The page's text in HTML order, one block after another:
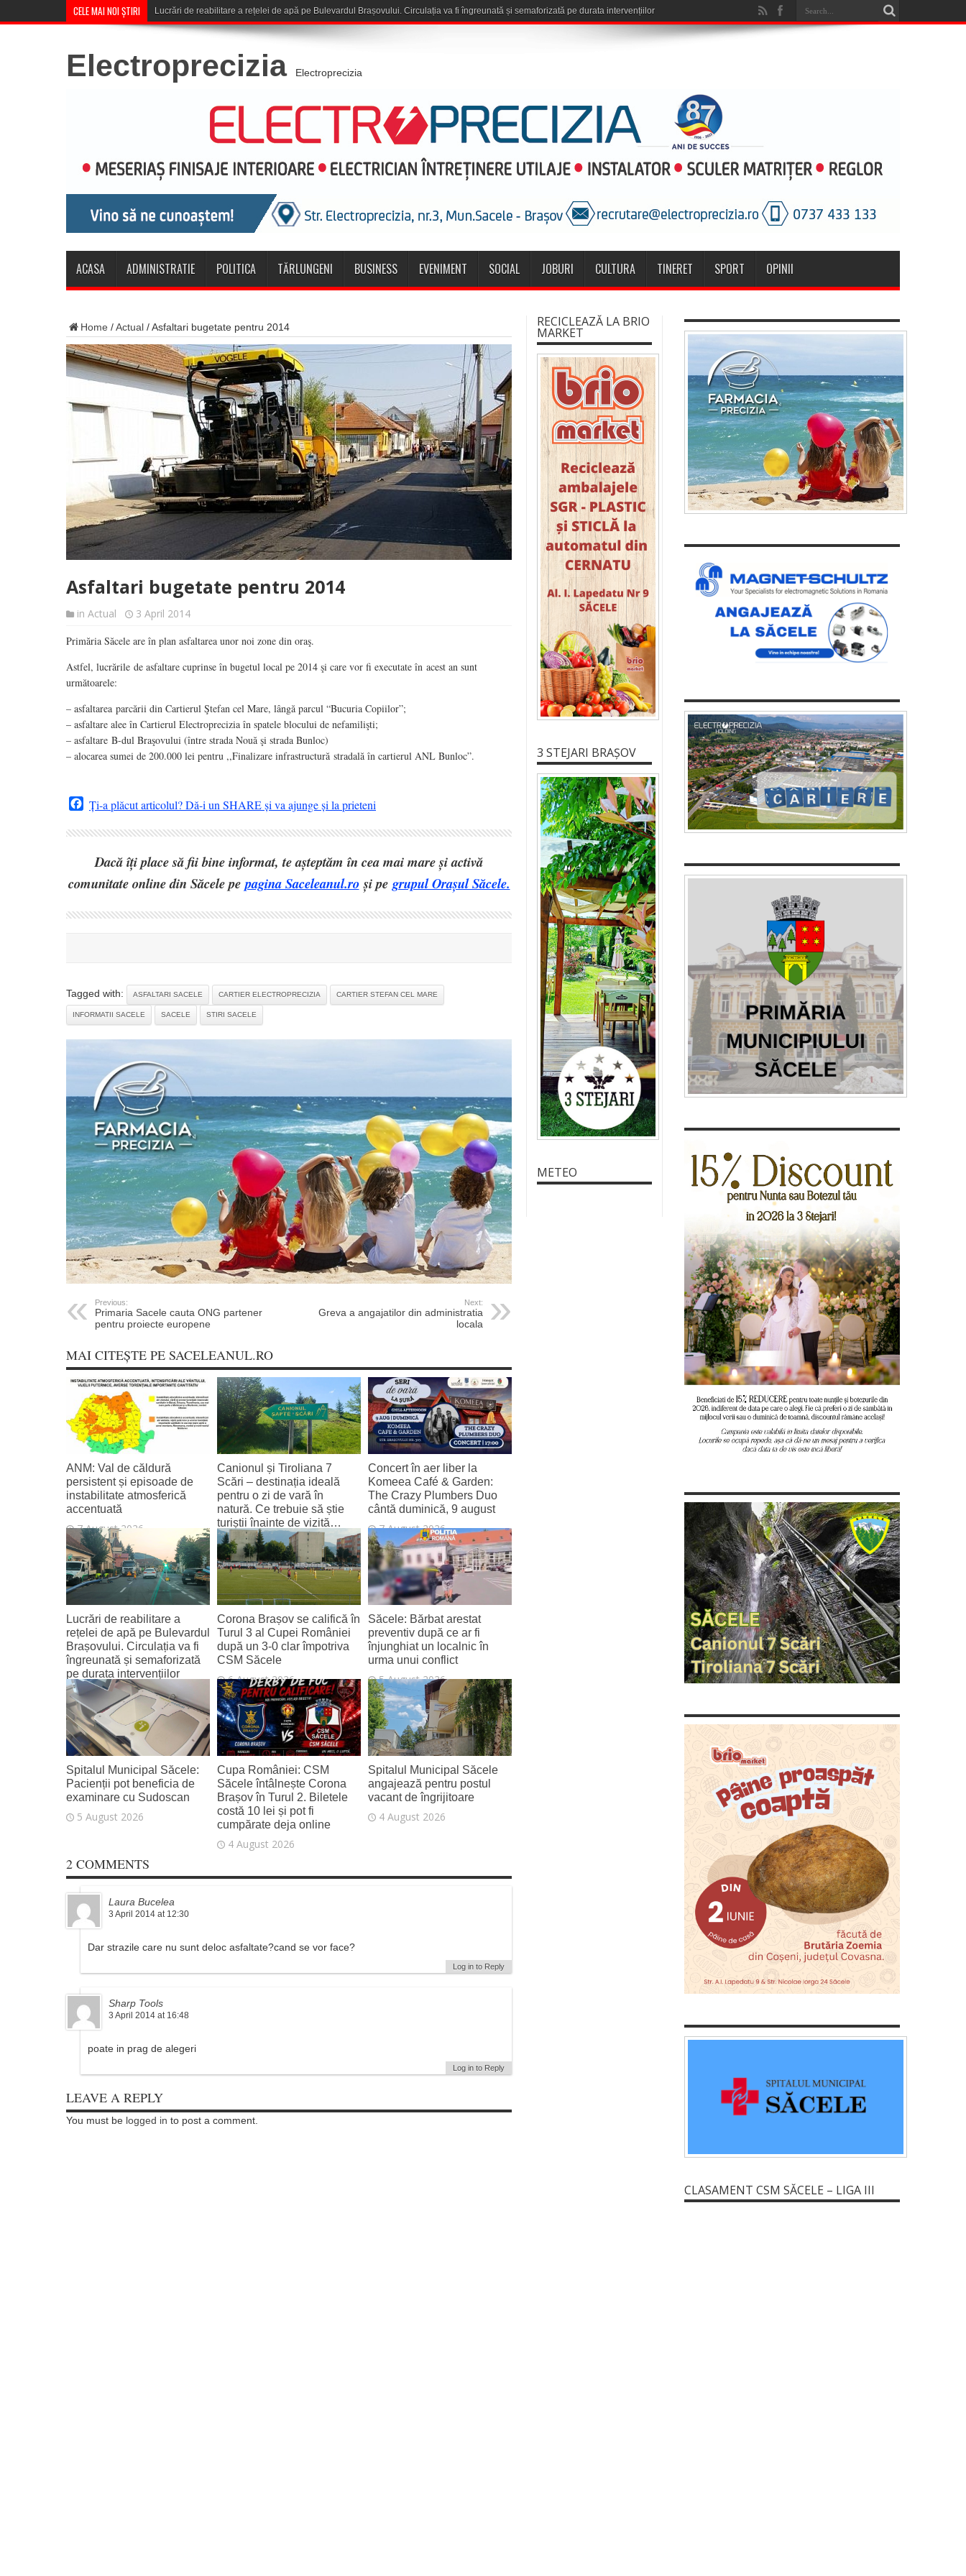
CELE MAI NOI ȘTIRI Corona Brașov se califică în T
Electroprecizia Electroprecizia
ACASA ADMINISTRATIE POLITICA TĂRLUNGENI BUSINESS EVENIMENT SOCIAL JOBURI CULTURA TINERET SPORT OPINII
Home /Actual /Asfaltari bugetate pentru 2014
Asfaltari bugetate pentru 2014
in Actual
3 April 2014
Primăria Săcele are în plan asfaltarea unor noi zone din oraş.
Astfel, lucrările de asfaltare cuprinse în bugetul local pe 2014 şi care vor fi executate în acest an sunt
următoarele:
– asfaltarea parcării din Cartierul Ştefan cel Mare, lângă parcul “Bucuria Copiilor”;
– asfaltare alee în Cartierul Electroprecizia în spatele blocului de nefamilişti;
– asfaltare B-dul Braşovului (între strada Nouă şi strada Bunloc)
– alocarea sumei de 200.000 lei pentru ,,Finalizare infrastructură stradală în cartierul ANL Bunloc”.
Facebook
Ți-a plăcut articolul? Dă-i un SHARE și va ajunge și la prieteni
Dacă îți place să fii bine informat, te așteptăm în cea mai mare și activă
comunitate online din Săcele pepagina Saceleanul.roși pe grupul Orașul Săcele.
Tagged with: ASFALTARI SACELE CARTIER ELECTROPRECIZIA CARTIER STEFAN CEL MARE
INFORMATII SACELE SACELE STIRI SACELE
Previous:
Primaria Sacele cauta ONG partener
pentru proiecte europene
Next:
Greva a angajatilor din administratia
locala
MAI CITEȘTE PE SACELEANUL.RO
ANM: Val de căldură
persistent și episoade de
instabilitate atmosferică
accentuată
7 August 2026
Canionul și Tiroliana 7
Scări – destinația ideală
pentru o zi de vară în
natură. Ce trebuie să știe
turiștii înainte de vizită…
7 August 2026
Concert în aer liber la
Komeea Café & Garden:
The Crazy Plumbers Duo
cântă duminică, 9 august
7 August 2026
Lucrări de reabilitare a
rețelei de apă pe Bulevardul
Brașovului. Circulația va fi
îngreunată și semaforizată
pe durata intervențiilor
6 August 2026
Corona Brașov se califică în
Turul 3 al Cupei României
după un 3-0 clar împotriva
CSM Săcele
6 August 2026
Săcele: Bărbat arestat
preventiv după ce ar fi
înjunghiat un localnic în
urma unui conflict
5 August 2026
Spitalul Municipal Săcele:
Pacienții pot beneficia de
examinare cu Sudoscan
5 August 2026
Cupa României: CSM
Săcele întâlnește Corona
Brașov în Turul 2. Biletele
costă 10 lei și pot fi
cumpărate deja online
4 August 2026
Spitalul Municipal Săcele
angajează pentru postul
vacant de îngrijitoare
4 August 2026
2 COMMENTS
Laura Bucelea
3 April 2014 at 12:30
Dar strazile care nu sunt deloc asfaltate?cand se vor face?
Log in to Reply
Sharp Tools
3 April 2014 at 16:48
poate in prag de alegeri
Log in to Reply
LEAVE A REPLY
You must be logged in to post a comment.
RECICLEAZĂ LA BRIO
MARKET
3 STEJARI BRAȘOV
METEO
CLASAMENT CSM SĂCELE – LIGA III